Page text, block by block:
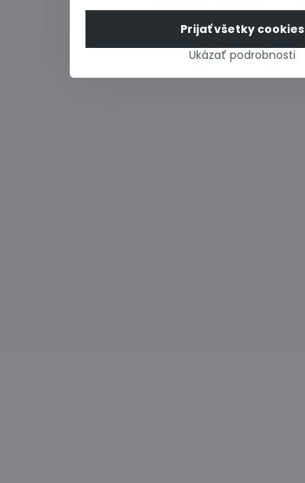
Ukázať podrobnosti
Prijať všetky cookies